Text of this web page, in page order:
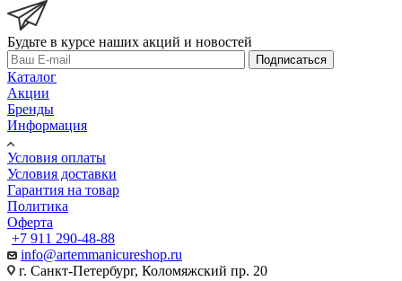
Будьте в курсе наших акций и новостей
Подписаться
Каталог
Акции
Бренды
Информация
Условия оплаты
Условия доставки
Гарантия на товар
Политика
Оферта
+7 911 290-48-88
info@artemmanicureshop.ru
г. Санкт-Петербург, Коломяжский пр. 20